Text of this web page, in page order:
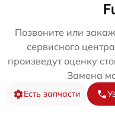
Позвоните или
сервисного
произведут оценку
Замена
Есть запчасти